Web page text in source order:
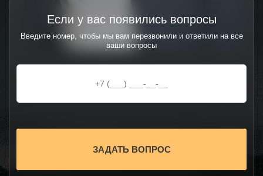
Если у вас появились вопросы
Введите номер, чтобы мы вам перезвонили и ответили на все
ваши вопросы